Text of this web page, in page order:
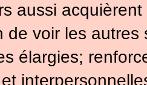
aussi
de voir les
élargies;
et